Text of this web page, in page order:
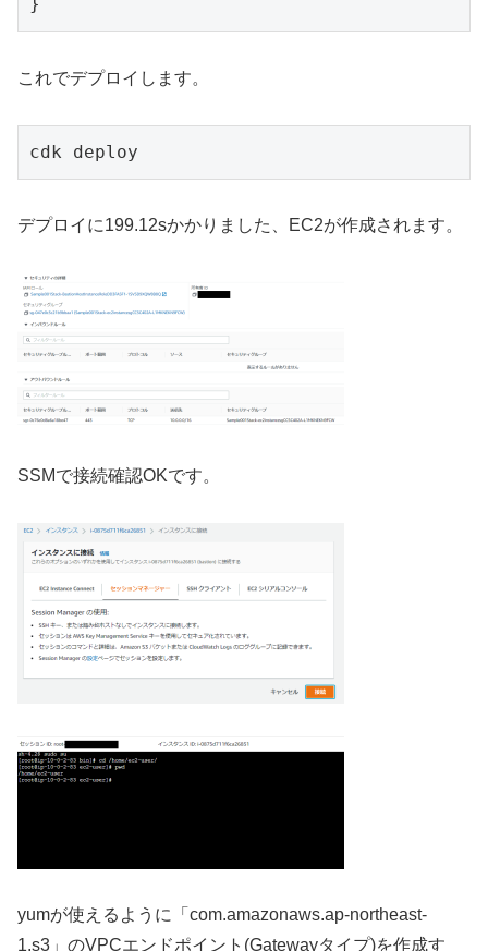
これでデプロイします。
cdk deploy
デプロイに199.12sかかりました、EC2が作成されます。
SSMで接続確認OKです。
yumが使えるように「com.amazonaws.ap-northeast-
1.s3」のVPCエンドポイント(Gatewayタイプ)を作成す